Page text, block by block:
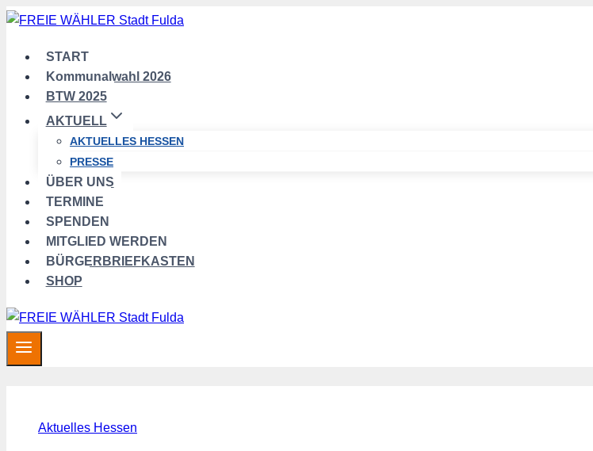
Zum
springenSTART
Kommunalwahl 2026
BTW 2025
AKTUELL
AKTUELLES HESSEN
PRESSE
ÜBER UNS
TERMINE
SPENDEN
MITGLIED WERDEN
BÜRGERBRIEFKASTEN
SHOP
Aktuelles Hessen